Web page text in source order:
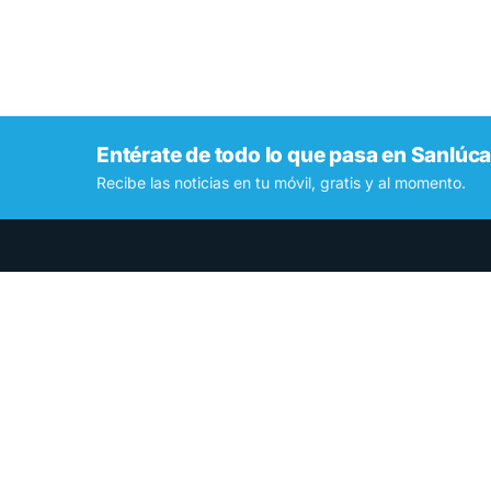
Entérate de todo lo que pasa en
Recibe las noticias en tu móvil, gratis y al momento.